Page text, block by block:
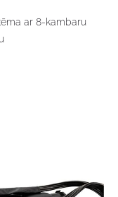
ar 8-kambaru